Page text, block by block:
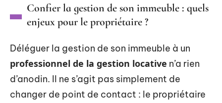
Confier la gestion de son immeuble : quels
enjeux pour le propriétaire ?
Déléguer la gestion de son immeuble à un
professionnel de la gestion locative n’a rien
d’anodin. Il ne s’agit pas simplement de
changer de point de contact : le propriétaire